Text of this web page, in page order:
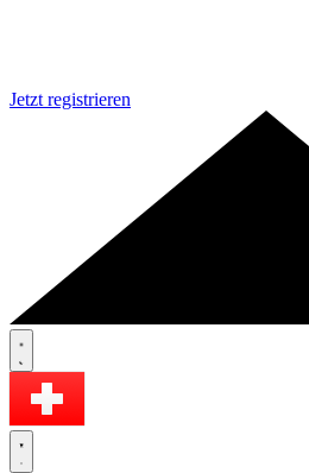
Jetzt registrieren